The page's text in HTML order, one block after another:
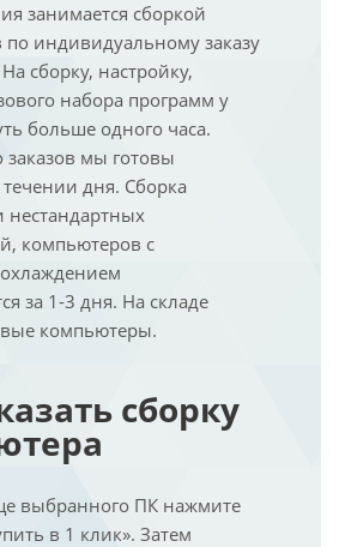
занимается сборкой
индивидуальному заказу
сборку, настройку,
набора программ у
больше одного часа.
мы готовы
дня. Сборка
компьютеров с
за 1-3 дня. На складе
компьютеры.
сборку
выбранного ПК нажмите
в 1 клик». Затем